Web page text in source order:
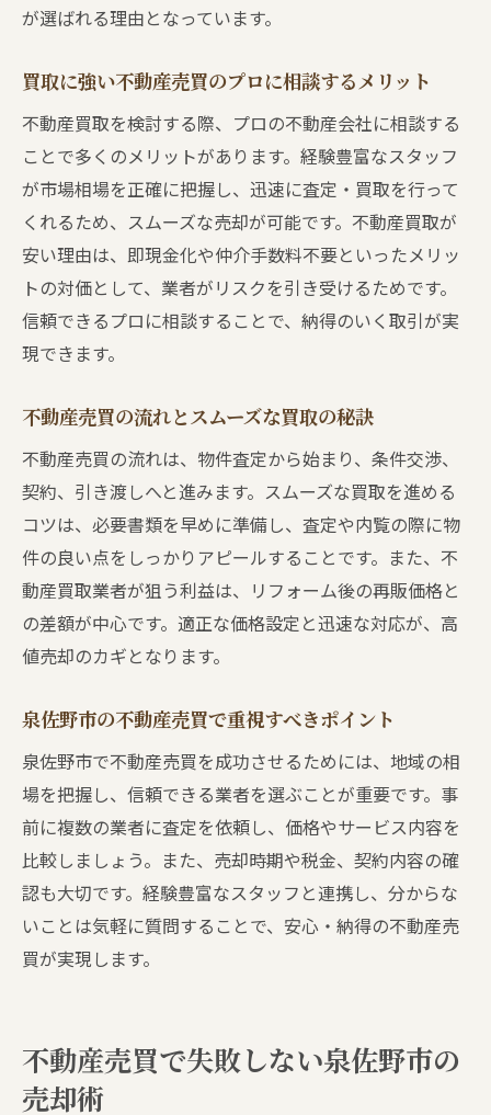
不動産売買で納得のいく売却を実現する方
泉佐野市で信頼される不動産売買の流れ
不動産売買でトラブルを防ぐポイント
売主も安心の不動産売買サポート体制
泉佐野市の不動産売買で重視すべき条件
不動産売買で後悔しないための準備とは
不動産売買のやってはいけないことを解説
不動産売買で避けるべき失敗パターン
泉佐野市の不動産売買で注意すべき行動
売却時にやりがちな不動産売買のミス
不動産売買で信頼を損なわない対応策
泉佐野市の不動産売買でやってはいけない
行動
不動産売買で損しないための買取基礎知識
不動産売買で損を防ぐ買取の基本を解説
泉佐野市の不動産売買で知るべき基礎知識
買取時に押さえておきたい不動産売買の流
泉佐野市の不動産売買で安心の基礎知識
不動産売買で信頼できる買取先を見極める
泉佐野市で不動産売買を高く早く進める方法
不動産売買でスピード売却を叶えるコツ
泉佐野市の不動産売買で高値を目指す方法
不動産売買で迅速な取引を実現するポイン
高く早く売れる不動産売買の工夫を紹介
泉佐野市で実践したい不動産売買の方法
が選ばれる理由となっています。
買取に強い不動産売買のプロに相談するメリット
不動産買取を検討する際、プロの不動産会社に相談する
ことで多くのメリットがあります。経験豊富なスタッフ
が市場相場を正確に把握し、迅速に査定・買取を行って
くれるため、スムーズな売却が可能です。不動産買取が
安い理由は、即現金化や仲介手数料不要といったメリッ
トの対価として、業者がリスクを引き受けるためです。
信頼できるプロに相談することで、納得のいく取引が実
現できます。
不動産売買の流れとスムーズな買取の秘訣
不動産売買の流れは、物件査定から始まり、条件交渉、
契約、引き渡しへと進みます。スムーズな買取を進める
コツは、必要書類を早めに準備し、査定や内覧の際に物
件の良い点をしっかりアピールすることです。また、不
動産買取業者が狙う利益は、リフォーム後の再販価格と
の差額が中心です。適正な価格設定と迅速な対応が、高
値売却のカギとなります。
泉佐野市の不動産売買で重視すべきポイント
泉佐野市で不動産売買を成功させるためには、地域の相
場を把握し、信頼できる業者を選ぶことが重要です。事
前に複数の業者に査定を依頼し、価格やサービス内容を
比較しましょう。また、売却時期や税金、契約内容の確
認も大切です。経験豊富なスタッフと連携し、分からな
いことは気軽に質問することで、安心・納得の不動産売
買が実現します。
不動産売買で失敗しない泉佐野市の
売却術